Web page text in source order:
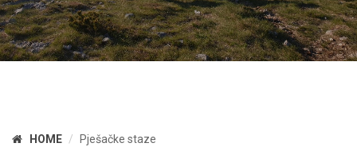
HOME Pješačke staze